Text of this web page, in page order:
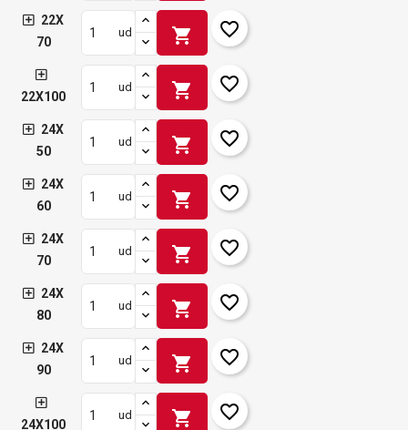
22X
70
ud shopping_cart favorite_border
22X100
ud shopping_cart favorite_border
24X
50
ud shopping_cart favorite_border
24X
60
ud shopping_cart favorite_border
24X
70
ud shopping_cart favorite_border
24X
80
ud shopping_cart favorite_border
24X
90
ud shopping_cart favorite_border
24X100
ud shopping_cart favorite_border